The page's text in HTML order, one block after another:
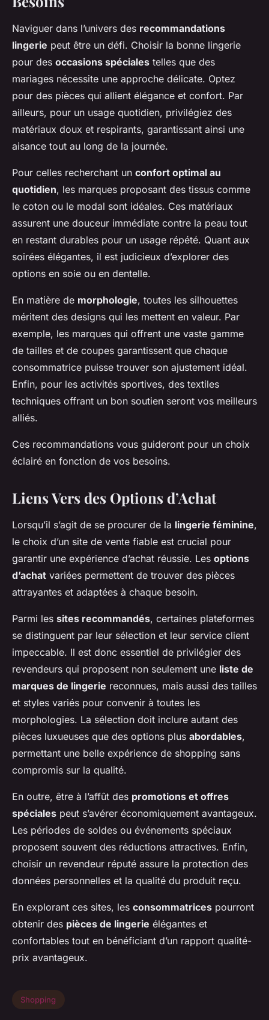
Naviguer dans l’univers des recommandations
lingerie peut être un défi. Choisir la bonne lingerie
pour des occasions spéciales telles que des
mariages nécessite une approche délicate. Optez
pour des pièces qui allient élégance et confort. Par
ailleurs, pour un usage quotidien, privilégiez des
matériaux doux et respirants, garantissant ainsi une
aisance tout au long de la journée.
Pour celles recherchant un confort optimal au
quotidien, les marques proposant des tissus comme
le coton ou le modal sont idéales. Ces matériaux
assurent une douceur immédiate contre la peau tout
en restant durables pour un usage répété. Quant aux
soirées élégantes, il est judicieux d’explorer des
options en soie ou en dentelle.
En matière de morphologie, toutes les silhouettes
méritent des designs qui les mettent en valeur. Par
exemple, les marques qui offrent une vaste gamme
de tailles et de coupes garantissent que chaque
consommatrice puisse trouver son ajustement idéal.
Enfin, pour les activités sportives, des textiles
techniques offrant un bon soutien seront vos meilleurs
alliés.
Ces recommandations vous guideront pour un choix
éclairé en fonction de vos besoins.
Liens Vers des Options d’Achat
Lorsqu’il s’agit de se procurer de la lingerie féminine,
le choix d’un site de vente fiable est crucial pour
garantir une expérience d’achat réussie. Les options
d’achat variées permettent de trouver des pièces
attrayantes et adaptées à chaque besoin.
Parmi les sites recommandés, certaines plateformes
se distinguent par leur sélection et leur service client
impeccable. Il est donc essentiel de privilégier des
revendeurs qui proposent non seulement une liste de
marques de lingerie reconnues, mais aussi des tailles
et styles variés pour convenir à toutes les
morphologies. La sélection doit inclure autant des
pièces luxueuses que des options plus abordables,
permettant une belle expérience de shopping sans
compromis sur la qualité.
En outre, être à l’affût des promotions et offres
spéciales peut s’avérer économiquement avantageux.
Les périodes de soldes ou événements spéciaux
proposent souvent des réductions attractives. Enfin,
choisir un revendeur réputé assure la protection des
données personnelles et la qualité du produit reçu.
En explorant ces sites, les consommatrices pourront
obtenir des pièces de lingerie élégantes et
confortables tout en bénéficiant d’un rapport qualité-
prix avantageux.
Shopping